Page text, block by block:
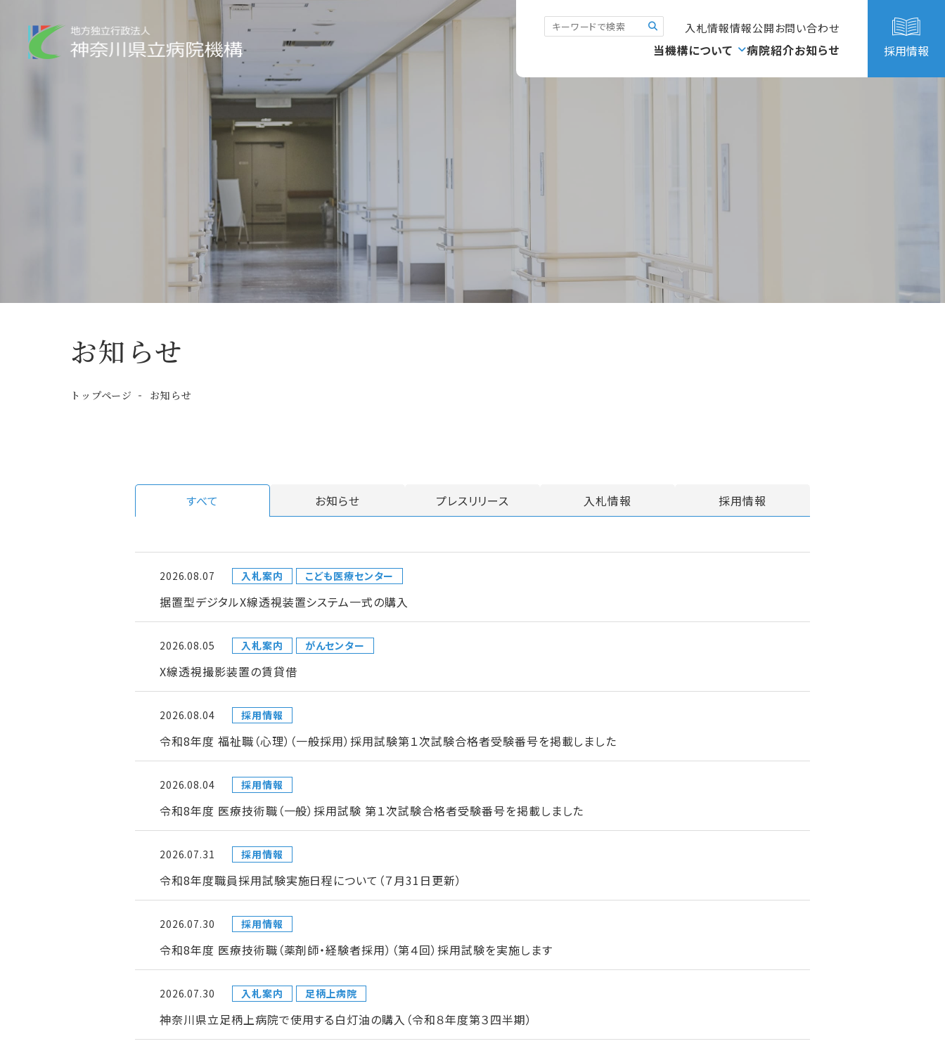
入札情報情報公開お問い合わせ
当機構について 病院紹介お知らせ 採用情報
お知らせ
トップページ お知らせ
すべて お知らせ プレスリリース 入札情報 採用情報
2026.08.07 入札案内 こども医療センター
据置型デジタルX線透視装置システム一式の購入
2026.08.05 入札案内 がんセンター
X線透視撮影装置の賃貸借
2026.08.04 採用情報
令和8年度 福祉職（心理）（一般採用）採用試験第１次試験合格者受験番号を掲載しました
2026.08.04 採用情報
令和8年度 医療技術職（一般）採用試験 第１次試験合格者受験番号を掲載しました
2026.07.31 採用情報
令和8年度職員採用試験実施日程について（７月31日更新）
2026.07.30 採用情報
令和8年度 医療技術職（薬剤師・経験者採用）（第４回）採用試験を実施します
2026.07.30 入札案内 足柄上病院
神奈川県立足柄上病院で使用する白灯油の購入（令和８年度第３四半期）